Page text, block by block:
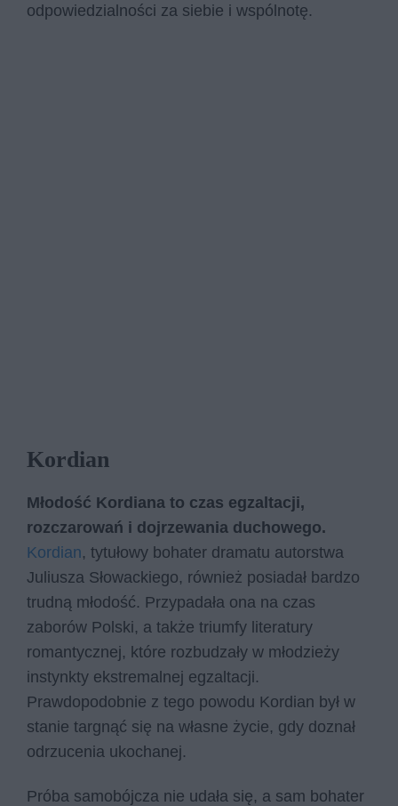
odpowiedzialności za siebie i wspólnotę.
Kordian
Młodość Kordiana to czas egzaltacji,
rozczarowań i dojrzewania duchowego.
Kordian, tytułowy bohater dramatu autorstwa
Juliusza Słowackiego, również posiadał bardzo
trudną młodość. Przypadała ona na czas
zaborów Polski, a także triumfy literatury
romantycznej, które rozbudzały w młodzieży
instynkty ekstremalnej egzaltacji.
Prawdopodobnie z tego powodu Kordian był w
stanie targnąć się na własne życie, gdy doznał
odrzucenia ukochanej.
Próba samobójcza nie udała się, a sam bohater